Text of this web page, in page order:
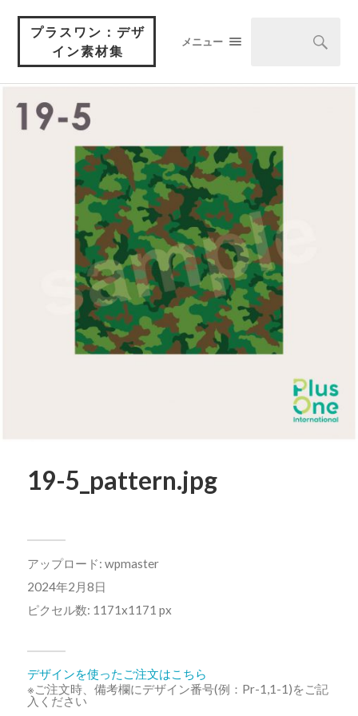
プラスワン：デザ
イン素材集
メニュー
19-5_pattern.jpg
アップロード: wpmaster
2024年2月8日
ピクセル数: 1171x1171 px
デザインを使ったご注文はこちら
※ご注文時、備考欄にデザイン番号(例：Pr-1,1-1)をご記
入ください